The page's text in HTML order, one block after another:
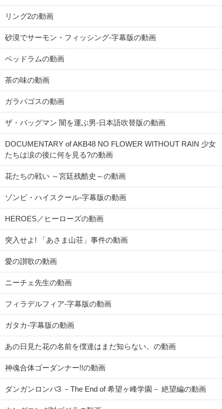
リング2の動画
砂漠でサーモン・フィッシング-字幕版の動画
ベッドラムの動画
茶の味の動画
ガラパゴスの動画
ザ・バッグマン 闇を運ぶ男-日本語吹替版の動画
DOCUMENTARY of AKB48 NO FLOWER WITHOUT RAIN 少女
たちは涙の後に何を見る?の動画
花たちの戦い ～宮廷残酷史～の動画
ゾンビ・ハイスクール-字幕版の動画
HEROES／ヒーローズの動画
突入せよ! 「あさま山荘」事件の動画
愛の讃歌の動画
ニーチェ先生の動画
フィラデルフィア-字幕版の動画
ガタカ-字幕版の動画
あの日見た花の名前を僕達はまだ知らない。の動画
神魂合体ゴーダンナー!!の動画
ダンガンロンパ3 －The End of 希望ヶ峰学園－ 絶望編の動画